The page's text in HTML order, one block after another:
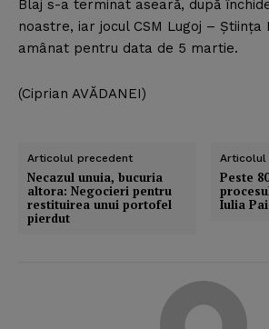
Blaj s-a terminat aseară, după
noastre, iar jocul CSM Lugoj – Ştiinţa
amânat pentru data de 5 martie.
(Ciprian AVĂDANEI)
Articolul precedent
Necazul unuia, bucuria
altora: Negocieri pentru
restituirea unui portofel
pierdut
Articolul
Peste
Iulia